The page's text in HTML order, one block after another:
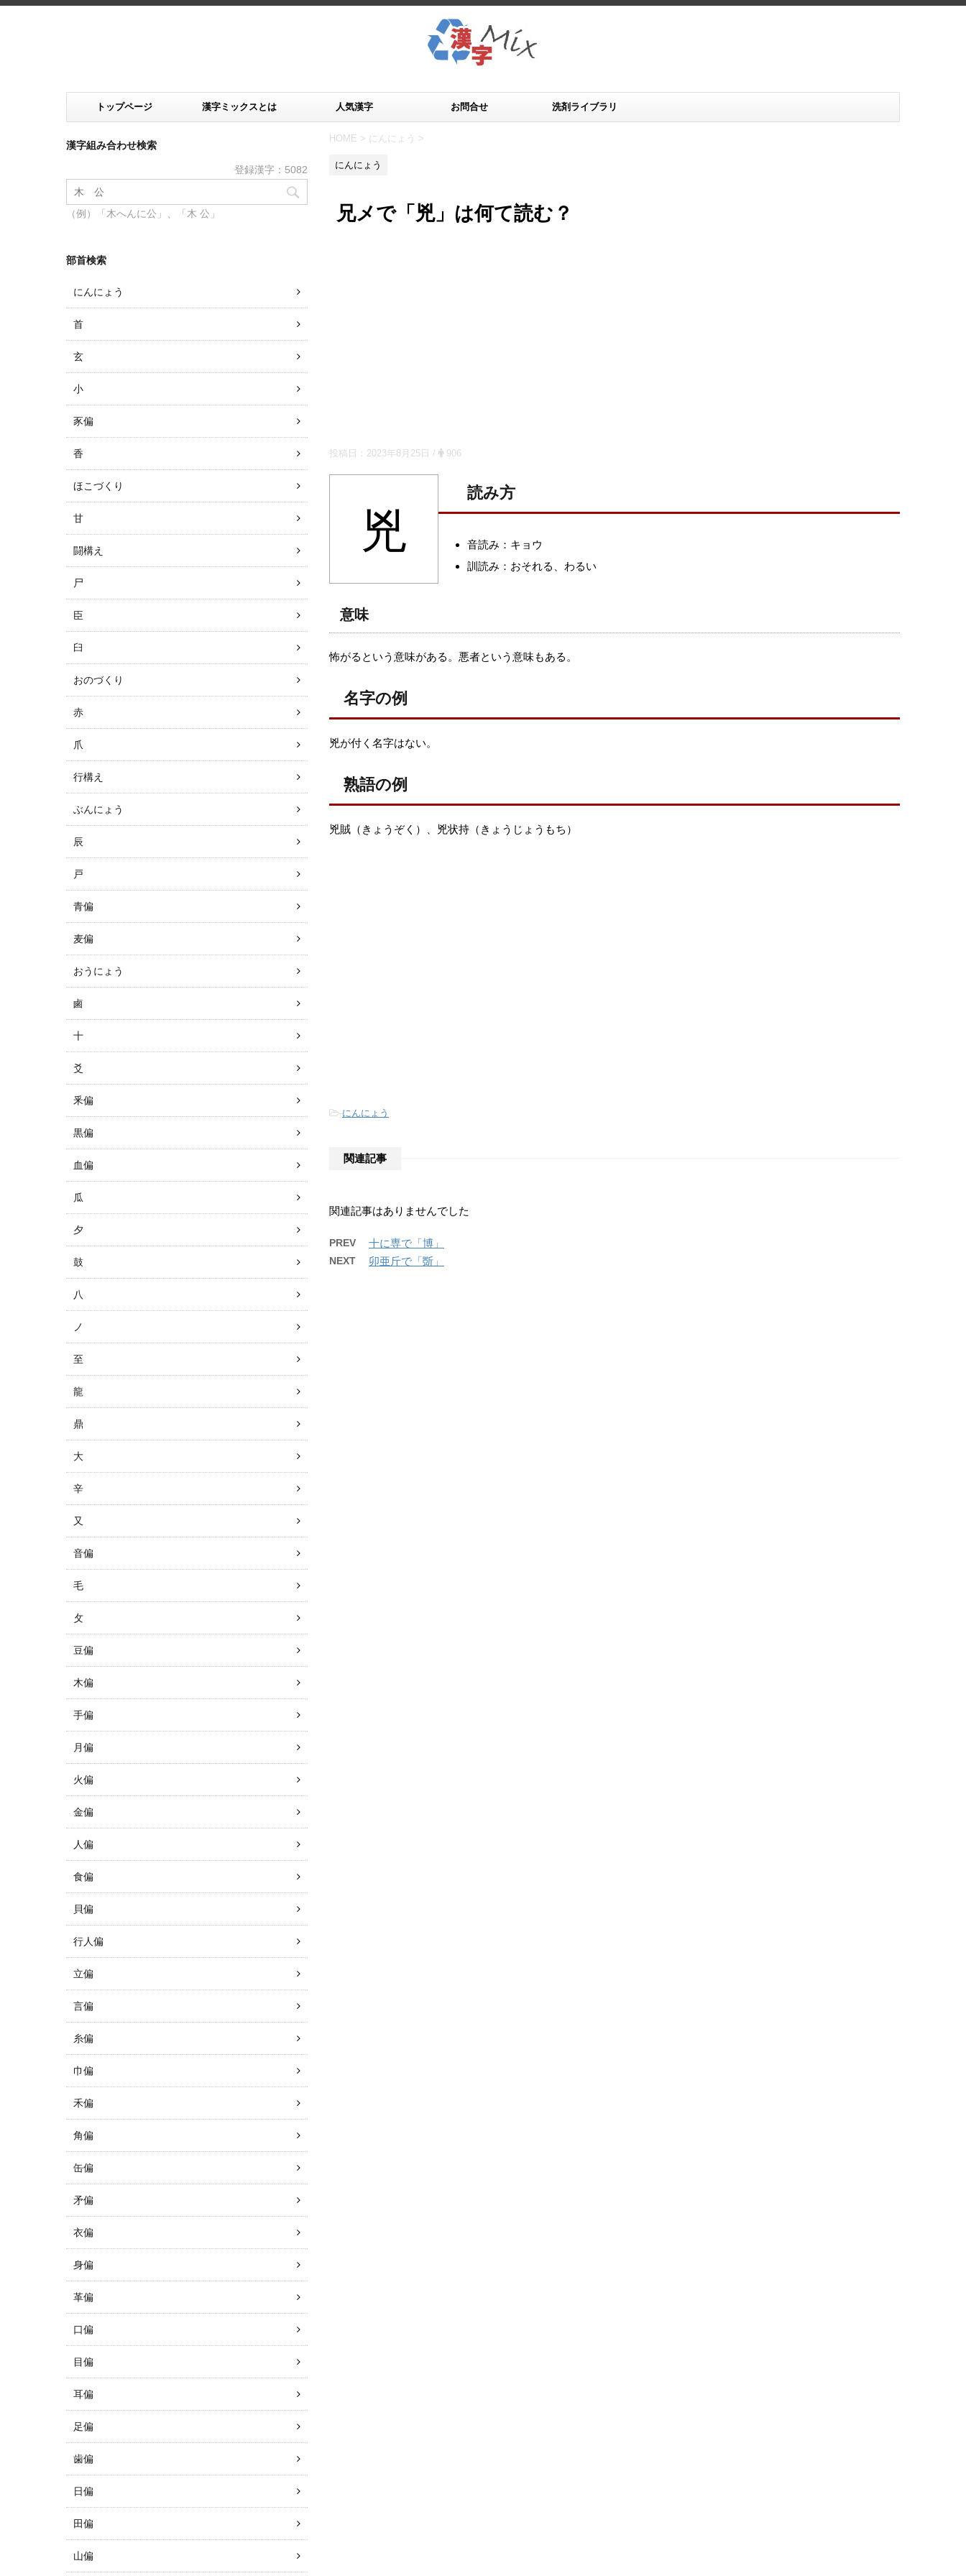
トップページ 漢字ミックスとは 人気漢字 お問合せ 洗剤ライブラリ
HOME > にんにょう >
にんにょう
兄メで「兇」は何て読む？
投稿日： 2023年8月25日 / 906
兇
読み方
音読み：キョウ
訓読み：おそれる、わるい
意味
怖がるという意味がある。悪者という意味もある。
名字の例
兇が付く名字はない。
熟語の例
兇賊（きょうぞく）、兇状持（きょうじょうもち）
-にんにょう
関連記事
関連記事はありませんでした
PREV 十に専で「博」
NEXT 卯亜斤で「斲」
漢字組み合わせ検索
登録漢字：5082
（例）「木へんに公」、「木 公」
部首検索
にんにょう
首
玄
小
豕偏
香
ほこづくり
甘
闘構え
尸
臣
臼
おのづくり
赤
爪
行構え
ぶんにょう
辰
戸
青偏
麦偏
おうにょう
鹵
十
爻
釆偏
黒偏
血偏
瓜
夕
鼓
八
ノ
至
龍
鼎
大
辛
又
音偏
毛
攵
豆偏
木偏
手偏
月偏
火偏
金偏
人偏
食偏
貝偏
行人偏
立偏
言偏
糸偏
巾偏
禾偏
角偏
缶偏
矛偏
衣偏
身偏
革偏
口偏
目偏
耳偏
足偏
歯偏
日偏
田偏
山偏